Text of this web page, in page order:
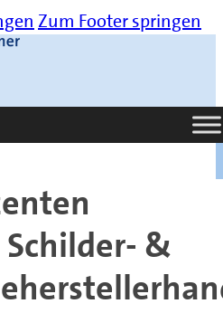
Zum Footer springen
&